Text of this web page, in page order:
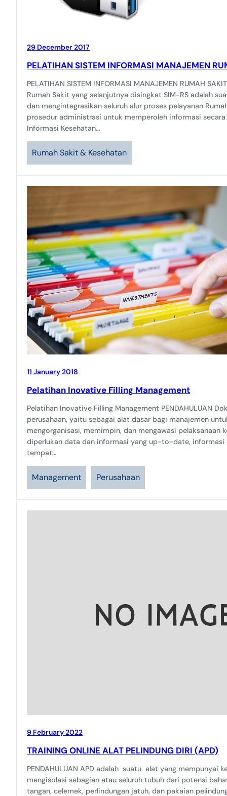
29 December 2017
PELATIHAN SISTEM INFORMASI MANAJEMEN
PELATIHAN SISTEM INFORMASI MANAJEMEN RUMAH
Rumah Sakit yang selanjutnya disingkat SIM-RS adalah
dan mengintegrasikan seluruh alur proses pelayanan
prosedur administrasi untuk memperoleh informasi
Informasi Kesehatan…
Rumah Sakit & Kesehatan
11 January 2018
Pelatihan Inovative Filling Management
Pelatihan Inovative Filling Management PENDAHULUAN
perusahaan, yaitu sebagai alat dasar bagi manajemen
mengorganisasi, memimpin, dan mengawasi pelaksanaan
diperlukan data dan informasi yang up-to-date,
tempat…
Management Perusahaan
9 February 2022
TRAINING ONLINE ALAT PELINDUNG DIRI (APD)
PENDAHULUAN APD adalah suatu alat yang
mengisolasi sebagian atau seluruh tubuh dari potensi
tangan, celemek, perlindungan jatuh, dan pakaian